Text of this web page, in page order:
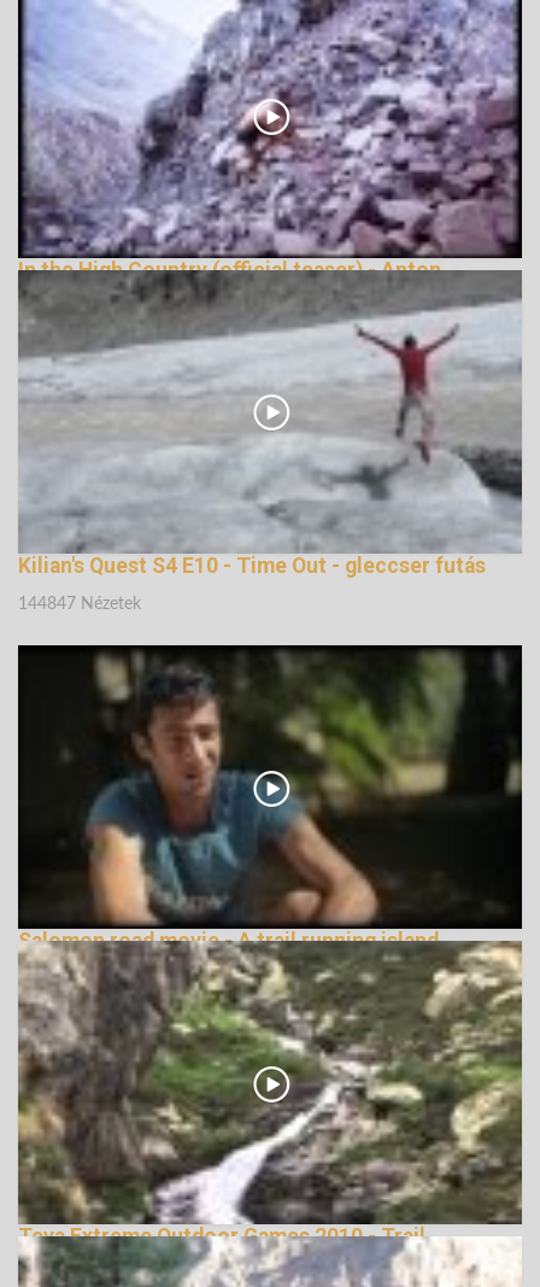
143106 Nézetek
In the High Country (official teaser) - Anton
Krupicka
148108 Nézetek
Kilian's Quest S4 E10 - Time Out - gleccser futás
144847 Nézetek
Salomon road movie - A trail running island
148662 Nézetek
Teva Extreme Outdoor Games 2010 - Trail
Running